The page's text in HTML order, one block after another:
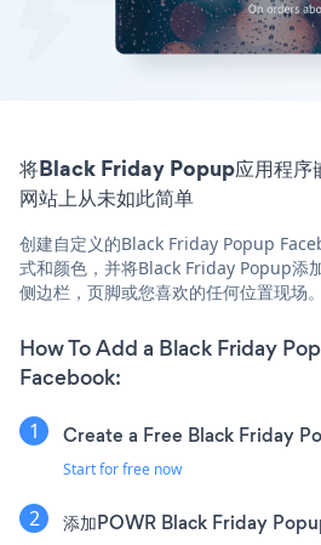
将Black Friday Popup应用程序
网站上从未如此简单
创建自定义的Black Friday Popup
式和颜色，并将Black Friday Popup添
侧边栏，页脚或您喜欢的任何位置现场。
How To Add a Black Friday
Facebook:
Create a Free Black Friday
Start for free now
添加POWR Black Friday